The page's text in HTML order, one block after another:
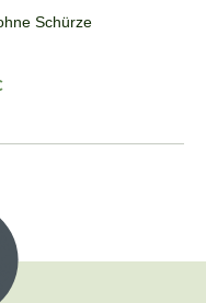
Schürze